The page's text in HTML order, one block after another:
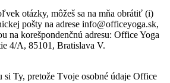
otázky, môžeš sa na mňa obrátiť (i)
pošty na adrese info@officeyoga.sk,
na korešpondenčnú adresu: Office Yoga
4/A, 85101, Bratislava V.
si Ty, pretože Tvoje osobné údaje Office